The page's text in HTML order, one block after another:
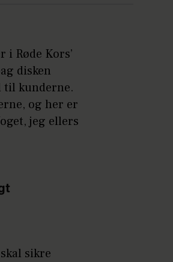
Røde Kors’
disken
til kunderne.
og her er
jeg ellers
sikre